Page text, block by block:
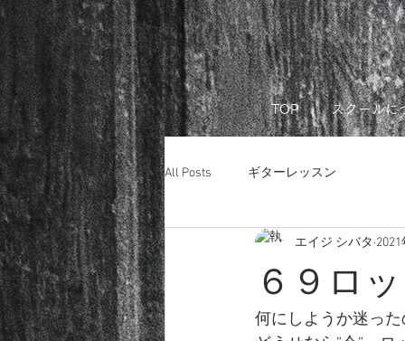
リモート
TOP スクールに
All Posts ギターレッスン
６９ロ
エイジ シバタ
何にしようか迷っ